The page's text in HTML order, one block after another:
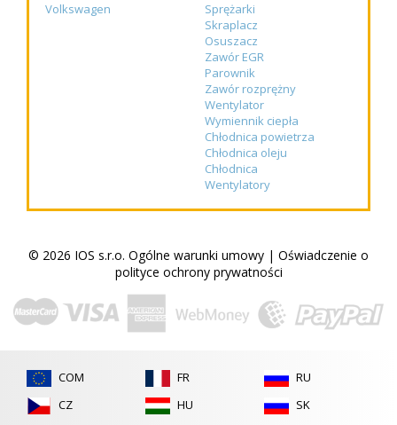
Volkswagen
Sprężarki
Skraplacz
Osuszacz
Zawór EGR
Parownik
Zawór rozprężny
Wentylator
Wymiennik ciepła
Chłodnica powietrza
Chłodnica oleju
Chłodnica
Wentylatory
© 2026 IOS s.r.o. Ogólne warunki umowy | Oświadczenie o
polityce ochrony prywatności
COM
CZ
FR
HU
RU
SK